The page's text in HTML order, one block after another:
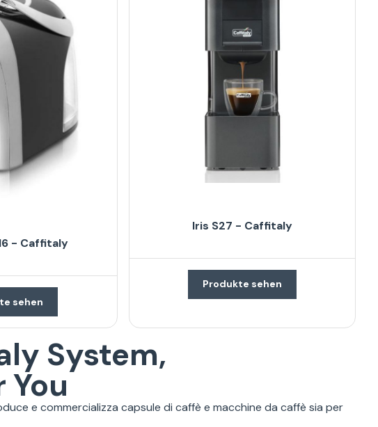
- Caffitaly
sehen
Iris S27 - Caffitaly
Produkte sehen
System,
You
e commercializza capsule di caffè e macchine da caffè sia per